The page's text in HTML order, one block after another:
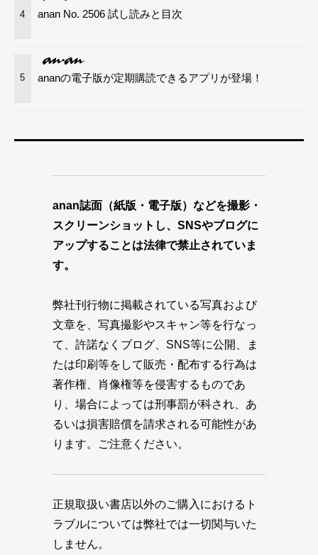
4 anan No. 2506 試し読みと目次
5 ananの電子版が定期購読できるアプリが登場！
anan誌面（紙版・電子版）などを撮影・
スクリーンショットし、SNSやブログに
アップすることは法律で禁止されていま
す。
弊社刊行物に掲載されている写真および
文章を、写真撮影やスキャン等を行なっ
て、許諾なくブログ、SNS等に公開、ま
たは印刷等をして販売・配布する行為は
著作権、肖像権等を侵害するものであ
り、場合によっては刑事罰が科され、あ
るいは損害賠償を請求される可能性があ
ります。ご注意ください。
正規取扱い書店以外のご購入におけるト
ラブルについては弊社では一切関与いた
しません。